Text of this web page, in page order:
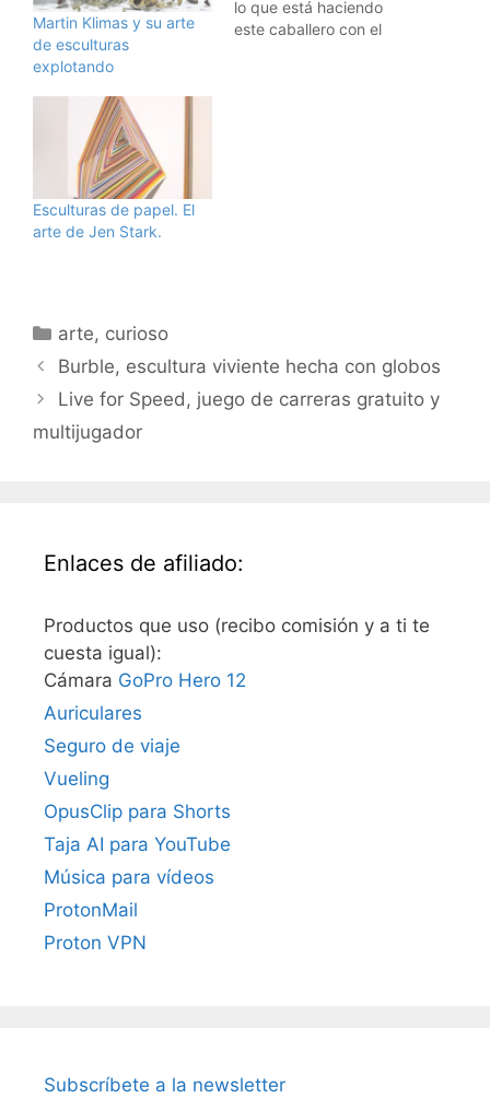
Martin Klimas y su arte
de esculturas
explotando
lo que está haciendo
este caballero con el
Esculturas de papel. El
arte de Jen Stark.
Categorías
arte, curioso
Burble, escultura viviente hecha con globos
Live for Speed, juego de carreras gratuito y
multijugador
Enlaces de afiliado:
Productos que uso (recibo comisión y a ti te
cuesta igual):
Cámara GoPro Hero 12
Auriculares
Seguro de viaje
Vueling
OpusClip para Shorts
Taja AI para YouTube
Música para vídeos
ProtonMail
Proton VPN
Subscríbete a la newsletter